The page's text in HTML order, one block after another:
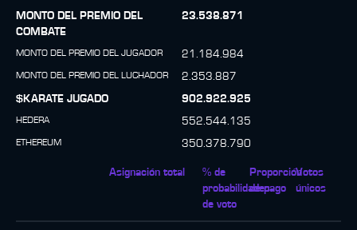
MONTO DEL PREMIO DEL
COMBATE
23.538.871
MONTO DEL PREMIO DEL JUGADOR 21.184.984
MONTO DEL PREMIO DEL LUCHADOR
2.353.887
$KARATE JUGADO
902.922.925
HEDERA 552.544.135
ETHEREUM 350.378.790
Asignación total
% de
probabilidades
de voto
Proporción
de pago
Votos
únicos